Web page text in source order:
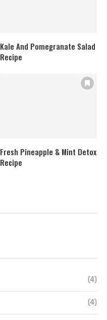
Kale And Pomegranate Salad
Recipe
Fresh Pineapple & Mint Detox
Recipe
(4)
(4)